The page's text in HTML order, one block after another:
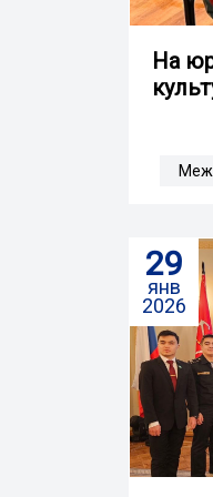
На
29
янв
2026